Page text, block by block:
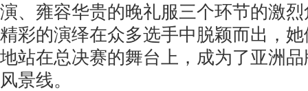
演、雍容华贵的晚礼服三个环节的激
精彩的演绎在众多选手中脱颖而出，
地站在总决赛的舞台上，成为了亚洲
风景线。